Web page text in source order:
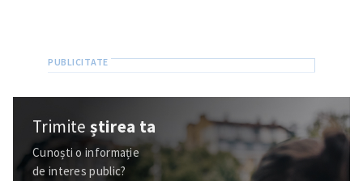
Trimiteștirea ta
Cunoști o informație
de interes public?